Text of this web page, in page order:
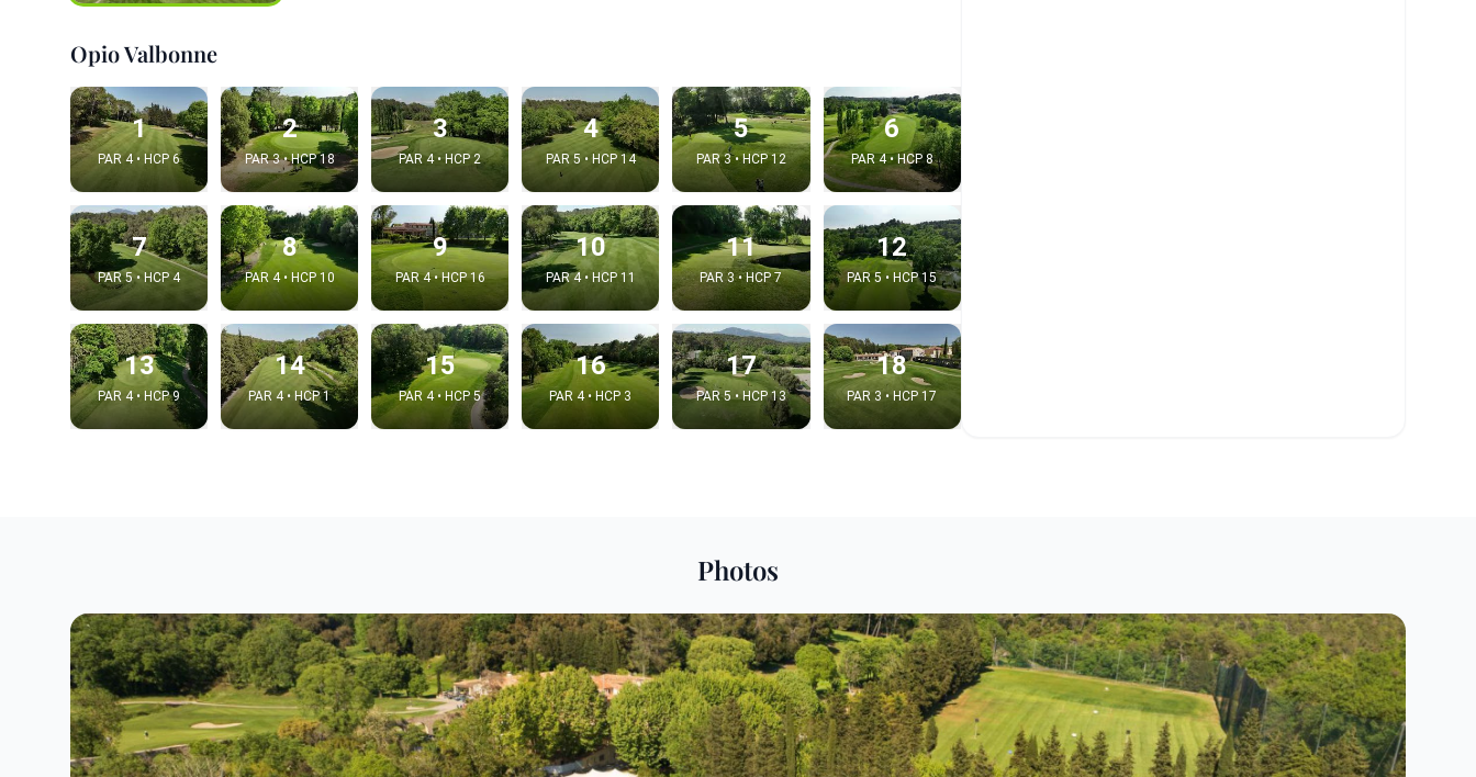
Opio Valbonne
1
PAR 4 • HCP 6
2
PAR 3 • HCP 18
3
PAR 4 • HCP 2
4
PAR 5 • HCP 14
5
PAR 3 • HCP 12
6
PAR 4 • HCP 8
7
PAR 5 • HCP 4
8
PAR 4 • HCP 10
9
PAR 4 • HCP 16
10
PAR 4 • HCP 11
11
PAR 3 • HCP 7
12
PAR 5 • HCP 15
13
PAR 4 • HCP 9
14
PAR 4 • HCP 1
15
PAR 4 • HCP 5
16
PAR 4 • HCP 3
17
PAR 5 • HCP 13
18
PAR 3 • HCP 17
Photos
Copier dans le presse-papiers
Embed code